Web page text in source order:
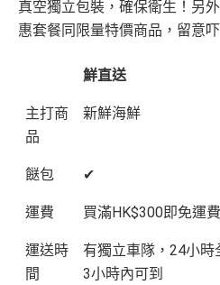
真空獨立包裝，確保衛生！另
惠套餐同限量特價商品，留意
鮮直送
主打商
品
新鮮海鮮
餸包 ✔
運費 買滿HK$300即免運費
運送時
間
有獨立車隊，24小時
3小時內可到